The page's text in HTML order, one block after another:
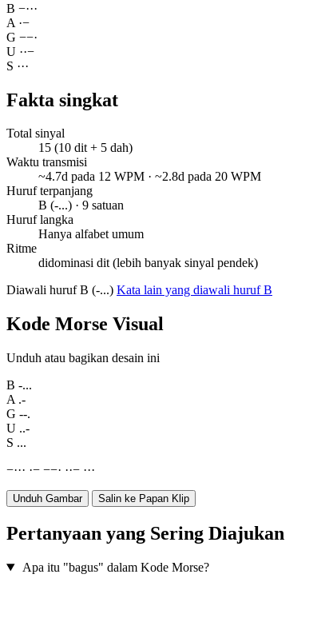
B −···
A ·−
G −−·
U ··−
S ···
Fakta singkat
Total sinyal
15 (10 dit + 5 dah)
Waktu transmisi
~4.7d pada 12 WPM · ~2.8d pada 20 WPM
Huruf terpanjang
B (-...) · 9 satuan
Huruf langka
Hanya alfabet umum
Ritme
didominasi dit (lebih banyak sinyal pendek)
Diawali huruf B (-...) Kata lain yang diawali huruf B
Kode Morse Visual
Unduh atau bagikan desain ini
B -...
A .-
G --.
U ..-
S ...
−··· ·− −−· ··− ···
Unduh Gambar Salin ke Papan Klip
Pertanyaan yang Sering Diajukan
Apa itu "bagus" dalam Kode Morse?